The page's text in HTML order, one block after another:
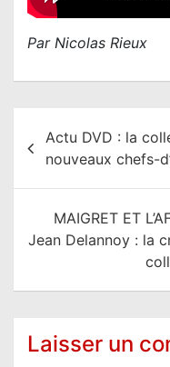
Par Nicolas Rieux
t
Actu DVD : la
nouveaux chefs-
MAIGRET ET
Jean Delannoy : la
Laisser un